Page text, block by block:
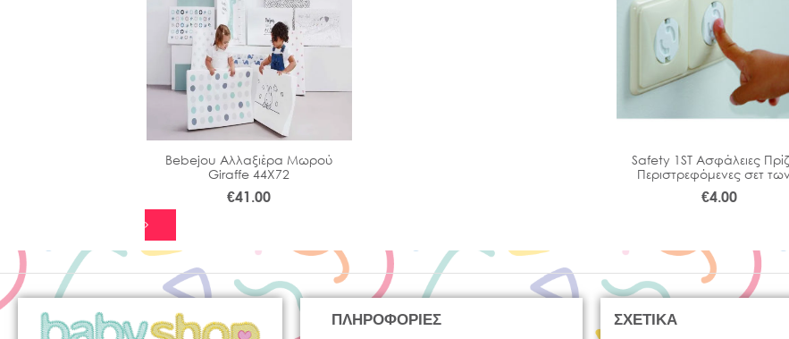
Bebejou Αλλαξιέρα Μωρού
Giraffe 44Χ72
€41.00
Safety 1ST Ασφάλειες
Περιστρεφόμενες σετ
€4.00
ΠΛΗΡΟΦΟΡΙΕΣ ΣΧΕΤΙΚΑ